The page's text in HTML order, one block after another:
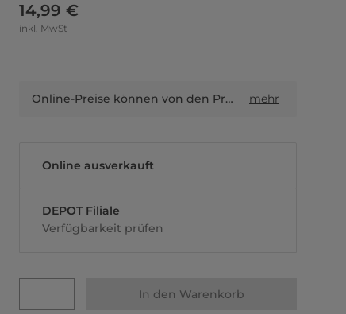
14,99 €
inkl. MwSt
Online-Preise können von den Preisen in Filialen sowie Shop-in-Shop-Flächen abweichen. mehr
Online ausverkauft
DEPOT Filiale
Verfügbarkeit prüfen
In den Warenkorb